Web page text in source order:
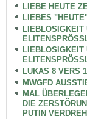
LIEBE HEUTE
LIEBES
LIEBLOSIGKEIT
LIEBLOSIGKEIT
LUKAS 8 VERS
MWGFD
MAL
DIE
PUTIN